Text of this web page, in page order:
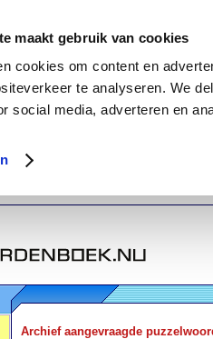
maakt gebruik van cookies
cookies om content en
te analyseren. We
social media, adverteren en
Archief aangevraagde